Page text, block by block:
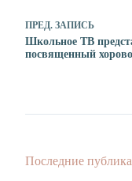
ПРЕД. ЗАПИСЬ
Школьное ТВ
посвященный
Последние